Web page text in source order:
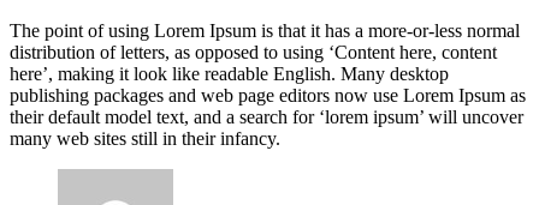
The point of using Lorem Ipsum is that it has a more-or-less normal
distribution of letters, as opposed to using ‘Content here, content
here’, making it look like readable English. Many desktop
publishing packages and web page editors now use Lorem Ipsum as
their default model text, and a search for ‘lorem ipsum’ will uncover
many web sites still in their infancy.